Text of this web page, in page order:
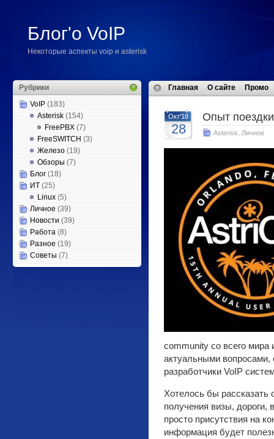
Блог'о VoIP
Некоторые аспекты voip и asterisk
Рубрики
VoIP (183)
Asterisk (154)
FreePBX (7)
FreeSWITCH (3)
Железо (19)
Обзоры (7)
Блог (18)
ИТ (25)
Linux (5)
Личное (39)
Новости (39)
Работа (8)
Разное (19)
Советы (7)
Главная О сайте Промо
Окт'18
28
Опыт
Asterisk Личное
community со всего мира
актуальными вопросами,
разработчики VoIP
Хотелось бы рассказать
получения визы, дороги,
просто присутствия на
информация будет